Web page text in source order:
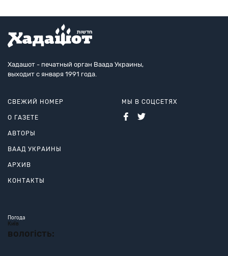
Хадашот - печатный орган Ваада Украины,
выходит с января 1991 года.
СВЕЖИЙ НОМЕР
О ГАЗЕТЕ
АВТОРЫ
ВААД УКРАИНЫ
АРХИВ
КОНТАКТЫ
МЫ В СОЦСЕТЯХ
Погода
Київ
вологість: